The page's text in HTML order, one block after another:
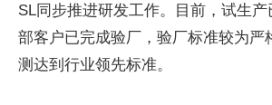
SL同步推进研发工作。目前，试生
部客户已完成验厂，验厂标准较为严
测达到行业领先标准。